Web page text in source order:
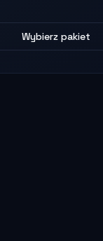
Wybierz pakiet